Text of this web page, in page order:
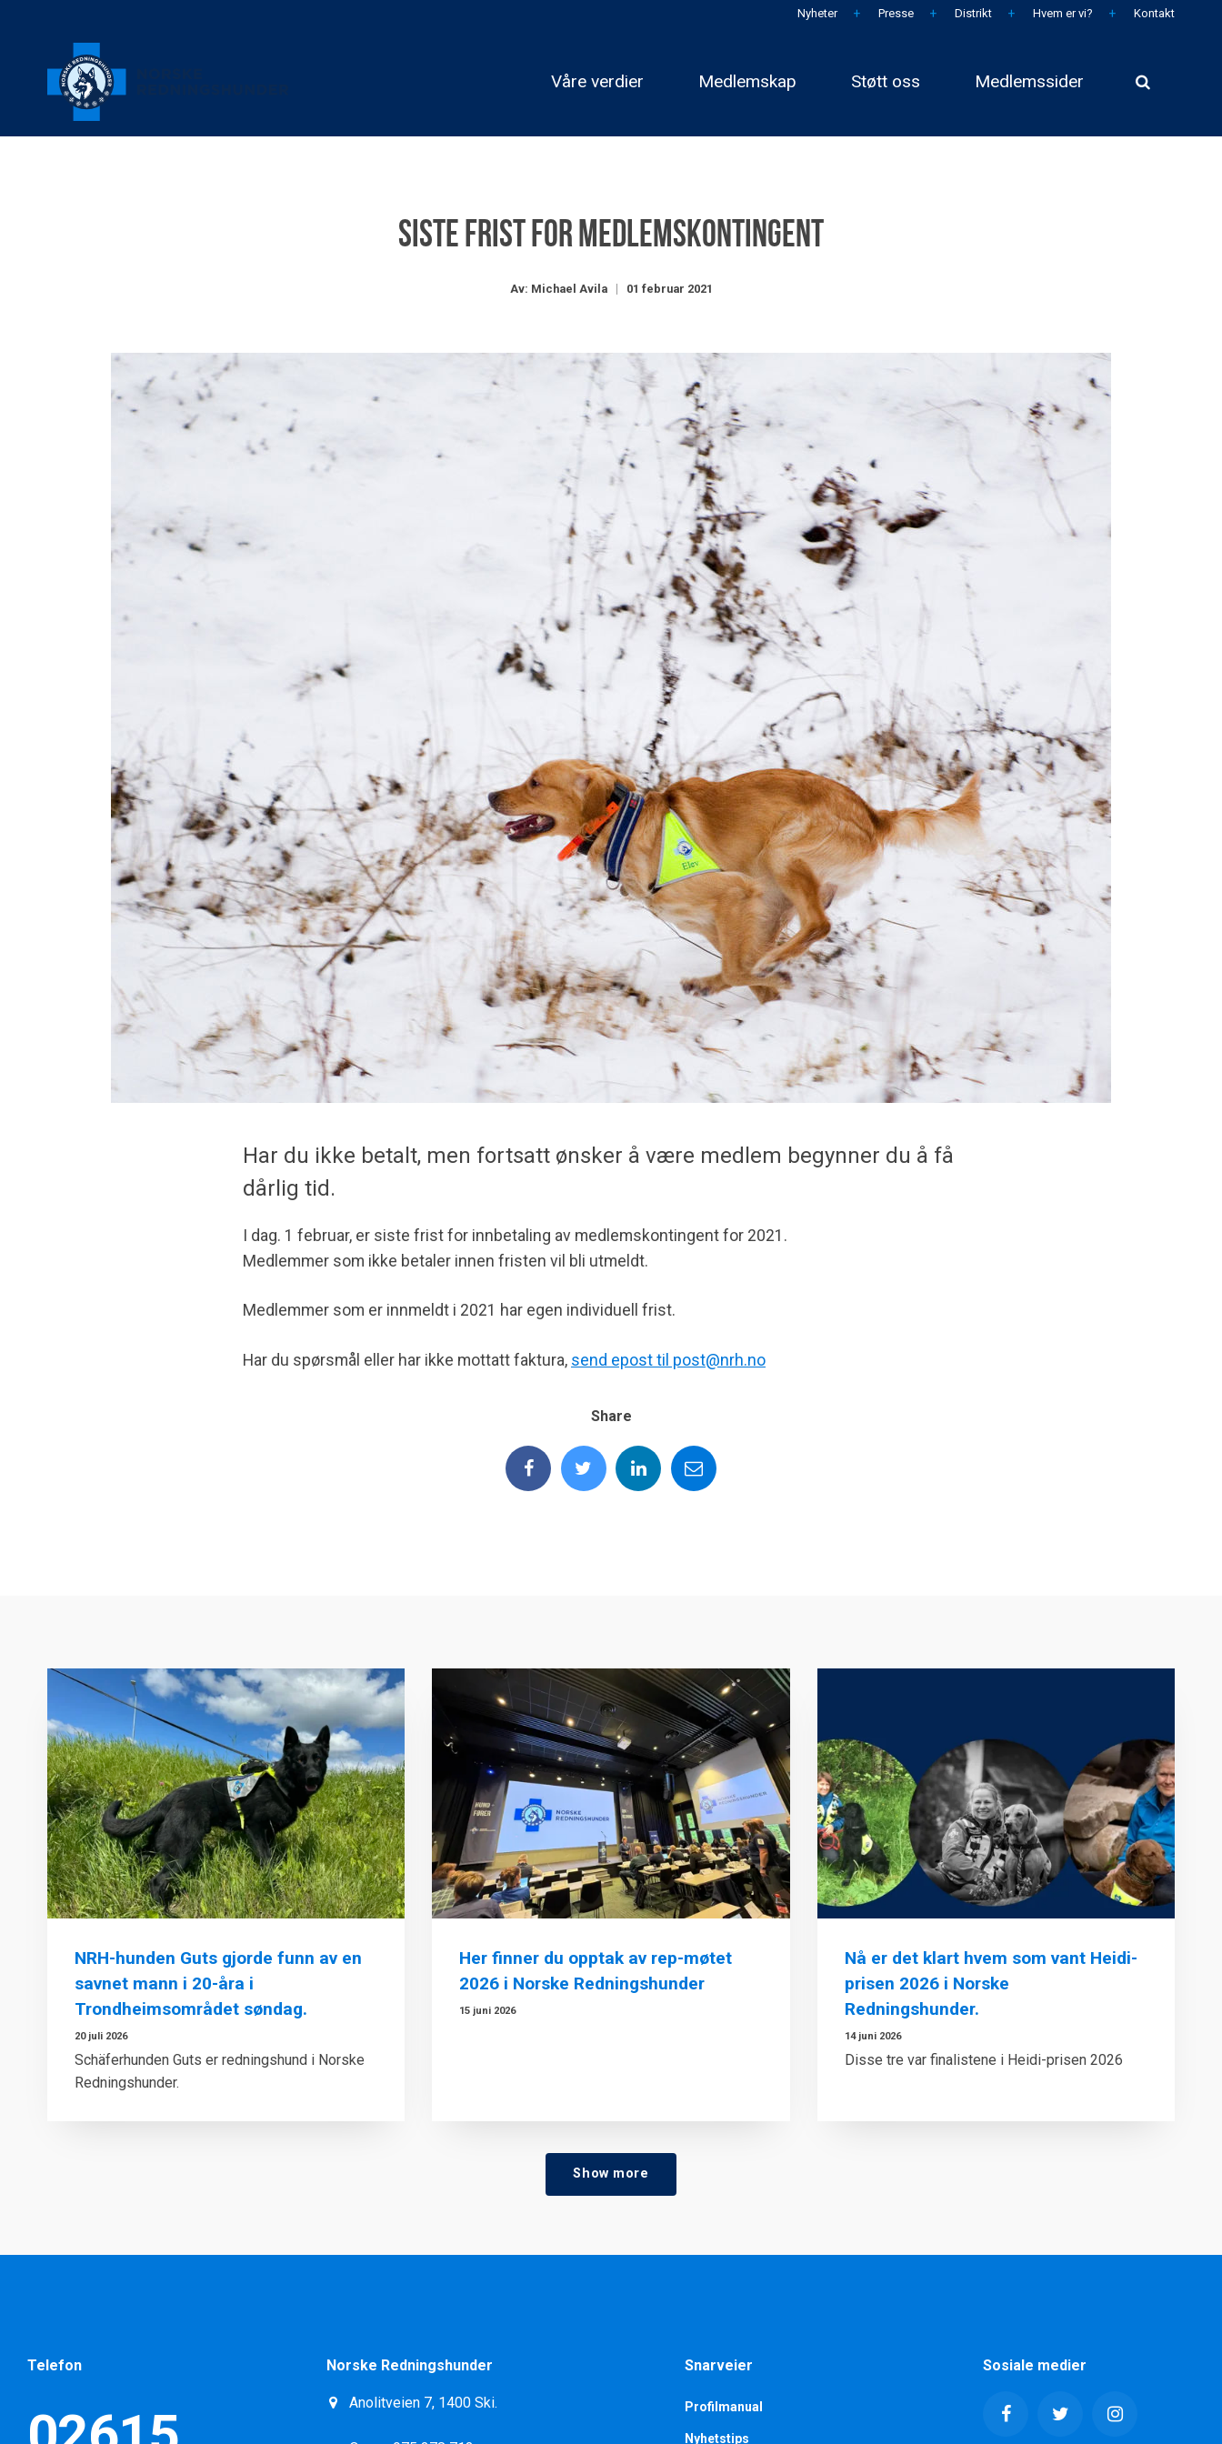
Nyheter Presse Distrikt Hvem er vi? Kontakt
Våre verdier Medlemskap Støtt oss Medlemssider
Siste frist for medlemskontingent
Av: Michael Avila 01 februar 2021
Har du ikke betalt, men fortsatt ønsker å være medlem begynner du å få
dårlig tid.
I dag. 1 februar, er siste frist for innbetaling av medlemskontingent for 2021.
Medlemmer som ikke betaler innen fristen vil bli utmeldt.
Medlemmer som er innmeldt i 2021 har egen individuell frist.
Har du spørsmål eller har ikke mottatt faktura, send epost til post@nrh.no
Share
NRH-hunden Guts gjorde funn av en
savnet mann i 20-åra i
Trondheimsområdet søndag.
20 juli 2026
Schäferhunden Guts er redningshund i Norske
Redningshunder.
Her finner du opptak av rep-møtet
2026 i Norske Redningshunder
15 juni 2026
Nå er det klart hvem som vant Heidi-
prisen 2026 i Norske
Redningshunder.
14 juni 2026
Disse tre var finalistene i Heidi-prisen 2026
Show more
Telefon Norske Redningshunder
Anolitveien 7, 1400 Ski.
Snarveier
Profilmanual
Nyhetstips
Sosiale medier